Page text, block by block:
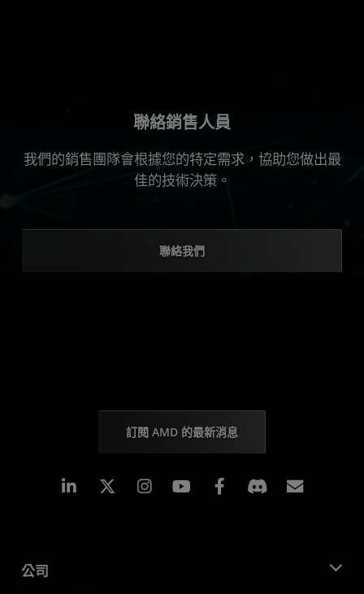
聯絡銷售人員
我們的銷售團隊會根據您的特定需求，協助您做出最
佳的技術決策。
聯絡我們
訂閱 AMD 的最新消息
Linkedin Instagram Facebook
公司